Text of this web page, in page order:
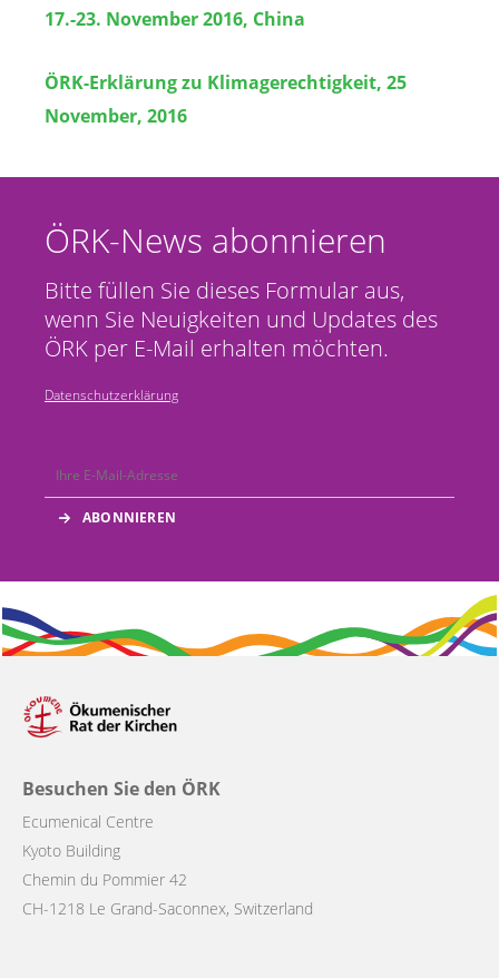
17.-23. November 2016, China
ÖRK-Erklärung zu Klimagerechtigkeit, 25
November, 2016
ÖRK-News abonnieren
Bitte füllen Sie dieses Formular aus,
wenn Sie Neuigkeiten und Updates des
ÖRK per E-Mail erhalten möchten.
Datenschutzerklärung
Besuchen Sie den ÖRK
Ecumenical Centre
Kyoto Building
Chemin du Pommier 42
CH-1218 Le Grand-Saconnex, Switzerland